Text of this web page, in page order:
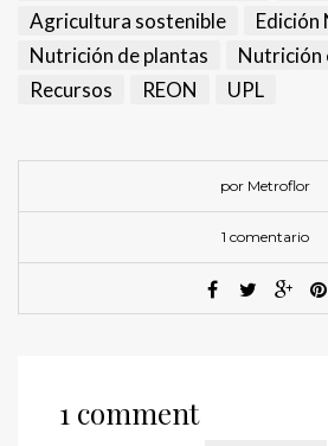
Agricultura sostenible
Edición
Nutrición de plantas
Nutrición
Recursos
REON UPL
por Metroflor
1 comentario
1 comment